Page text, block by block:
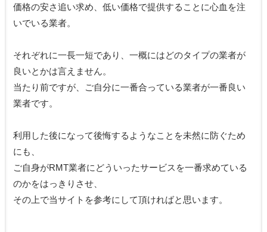
価格の安さ追い求め、低い価格で提供することに心血を注
いでいる業者。
それぞれに一長一短であり、一概にはどのタイプの業者が
良いとかは言えません。
当たり前ですが、ご自分に一番合っている業者が一番良い
業者です。
利用した後になって後悔するようなことを未然に防ぐため
にも、
ご自身がRMT業者にどういったサービスを一番求めている
のかをはっきりさせ、
その上で当サイトを参考にして頂ければと思います。